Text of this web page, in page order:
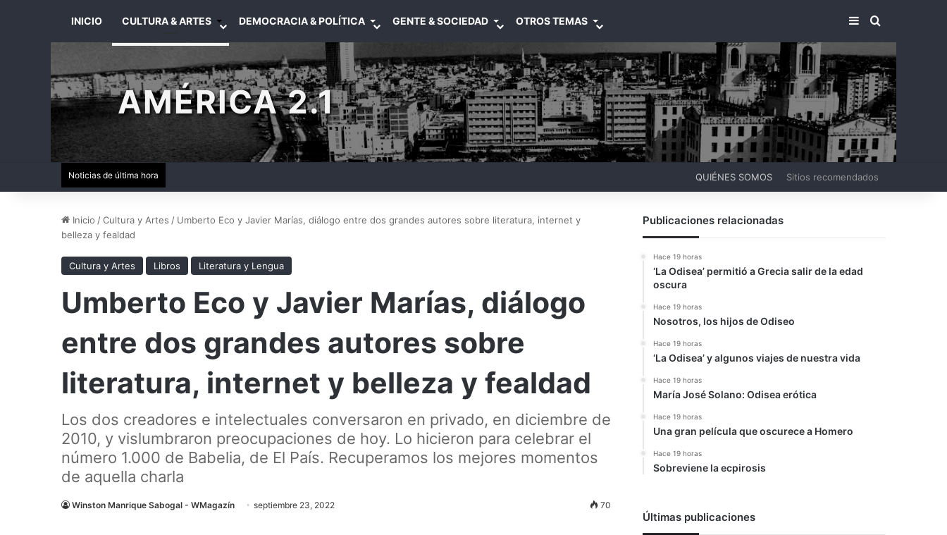
INICIO CULTURA & ARTES DEMOCRACIA & POLÍTICA GENTE & SOCIEDAD OTROS TEMAS BARRA LATERAL
BUSCAR
AMÉRICA 2.1
Noticias de última hora QUIÉNES SOMOS Sitios recomendados
Inicio /Cultura y Artes / Umberto Eco y Javier Marías, diálogo entre dos grandes autores sobre literatura, internet y
belleza y fealdad
Cultura y Artes Libros Literatura y Lengua
Umberto Eco y Javier Marías, diálogo
entre dos grandes autores sobre
literatura, internet y belleza y fealdad
Los dos creadores e intelectuales conversaron en privado, en diciembre de
2010, y vislumbraron preocupaciones de hoy. Lo hicieron para celebrar el
número 1.000 de Babelia, de El País. Recuperamos los mejores momentos
de aquella charla
Winston Manrique Sabogal - WMagazín septiembre 23, 2022 70
Publicaciones relacionadas
Hace 19 horas
‘La Odisea’ permitió a Grecia salir de la edad
oscura
Hace 19 horas
Nosotros, los hijos de Odiseo
Hace 19 horas
‘La Odisea’ y algunos viajes de nuestra vida
Hace 19 horas
María José Solano: Odisea erótica
Hace 19 horas
Una gran película que oscurece a Homero
Hace 19 horas
Sobreviene la ecpirosis
Últimas publicaciones